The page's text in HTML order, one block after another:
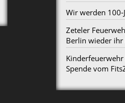
Wir werden 100-
Zeteler
Berlin wieder ihr
Spende vom